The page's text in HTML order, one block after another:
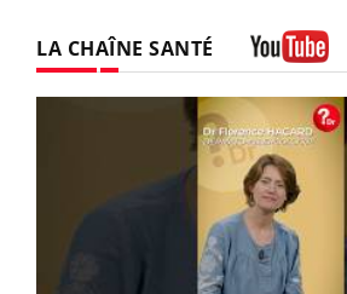
LA CHAÎNE SANTÉ